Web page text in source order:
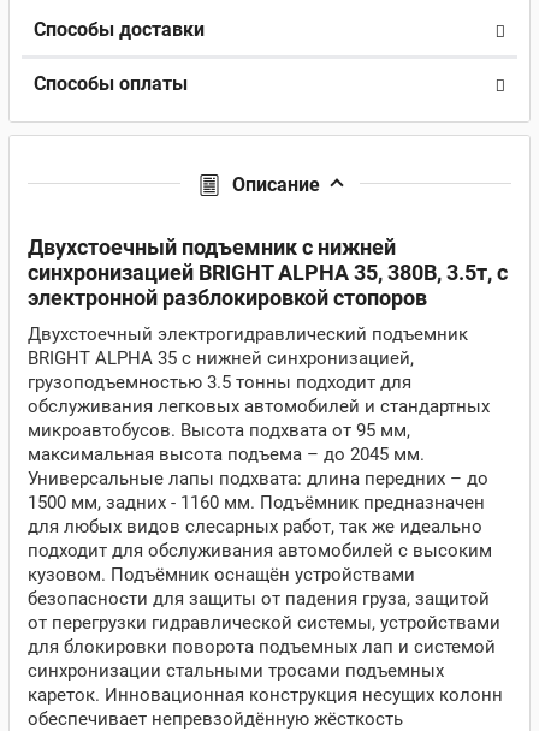
Способы доставки
Способы оплаты
Описание
Двухстоечный подъемник c нижней
синхронизацией BRIGHT ALPHA 35, 380В, 3.5т, с
электронной разблокировкой стопоров
Двухстоечный электрогидравлический подъемник
BRIGHT ALPHA 35 с нижней синхронизацией,
грузоподъемностью 3.5 тонны подходит для
обслуживания легковых автомобилей и стандартных
микроавтобусов. Высота подхвата от 95 мм,
максимальная высота подъема – до 2045 мм.
Универсальные лапы подхвата: длина передних – до
1500 мм, задних - 1160 мм. Подъёмник предназначен
для любых видов слесарных работ, так же идеально
подходит для обслуживания автомобилей с высоким
кузовом. Подъёмник оснащён устройствами
безопасности для защиты от падения груза, защитой
от перегрузки гидравлической системы, устройствами
для блокировки поворота подъемных лап и системой
синхронизации стальными тросами подъемных
кареток. Инновационная конструкция несущих колонн
обеспечивает непревзойдённую жёсткость